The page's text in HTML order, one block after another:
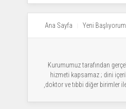
Ana Sayfa Yeni Başlıyorum
Kurumumuz tarafından
hizmeti kapsamaz ; dini
,doktor ve tıbbi diğer birimler